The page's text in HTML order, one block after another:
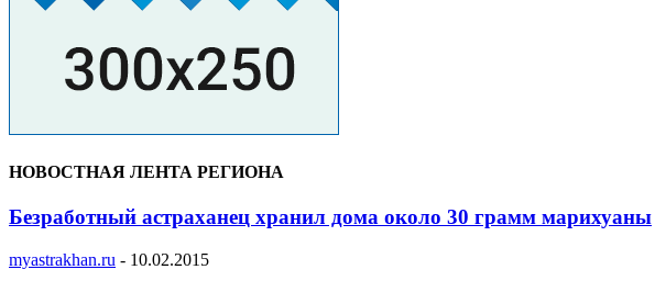
НОВОСТНАЯ ЛЕНТА РЕГИОНА
Безработный астраханец хранил дома около 30 грамм марихуаны
myastrakhan.ru - 10.02.2015